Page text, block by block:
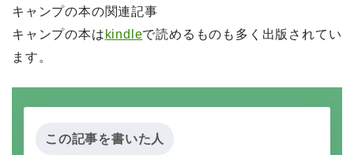
キャンプの本の関連記事
キャンプの本は kindleで読めるものも多く出版されてい
ます。
この記事を書いた人